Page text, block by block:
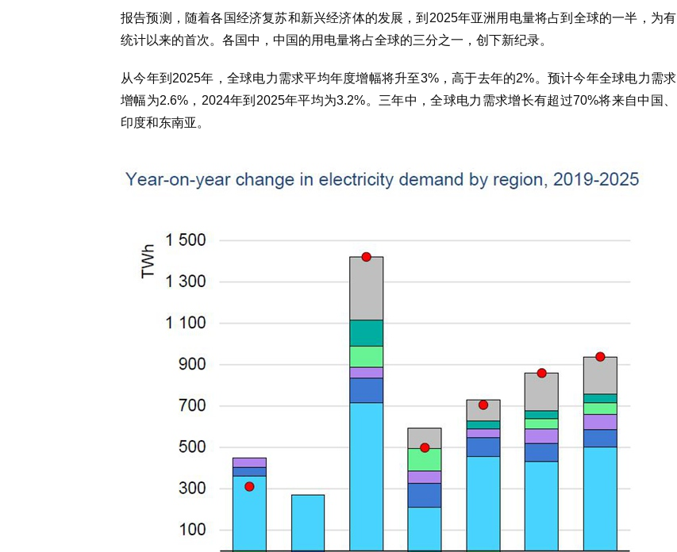
报告预测，随着各国经济复苏和新兴经济体的发展，到2025年亚洲用电量将占到全球的一半，为有
统计以来的首次。各国中，中国的用电量将占全球的三分之一，创下新纪录。
从今年到2025年，全球电力需求平均年度增幅将升至3%，高于去年的2%。预计今年全球电力需求
增幅为2.6%，2024年到2025年平均为3.2%。三年中，全球电力需求增长有超过70%将来自中国、
印度和东南亚。